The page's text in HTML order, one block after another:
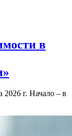
в
г. Начало – в